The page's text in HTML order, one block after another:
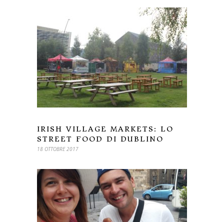
IRISH VILLAGE MARKETS: LO
STREET FOOD DI DUBLINO
18 OTTOBRE 2017